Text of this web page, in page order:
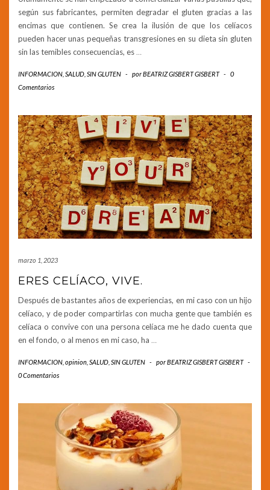
según sus fabricantes, permiten degradar el gluten gracias a las
encimas que contienen. Se crea la ilusión de que los celíacos
pueden hacer unas pequeñas transgresiones en su dieta sin gluten
sin las temibles consecuencias, es…
INFORMACION SALUD SIN GLUTEN - porBEATRIZ GISBERT GISBERT -
0
Comentarios
marzo 1, 2023
ERES CELÍACO, VIVE.
Después de bastantes años de experiencias, en mi caso con un hijo
celíaco, y de poder compartirlas con mucha gente que también es
celíaca o convive con una persona celíaca me he dado cuenta que
en el fondo, o al menos en mi caso, ha …
INFORMACION opinion SALUD SIN GLUTEN - porBEATRIZ GISBERT GISBERT -
0 Comentarios